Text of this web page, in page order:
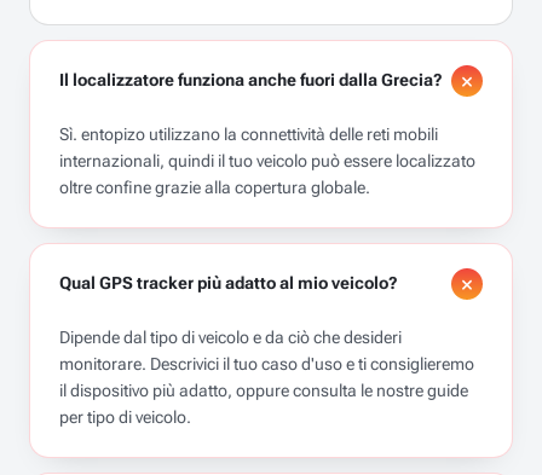
Il localizzatore funziona anche fuori dalla Grecia?
Sì. entopizo utilizzano la connettività delle reti mobili
internazionali, quindi il tuo veicolo può essere localizzato
oltre confine grazie alla copertura globale.
Qual GPS tracker più adatto al mio veicolo?
Dipende dal tipo di veicolo e da ciò che desideri
monitorare. Descrivici il tuo caso d'uso e ti consiglieremo
il dispositivo più adatto, oppure consulta le nostre guide
per tipo di veicolo.